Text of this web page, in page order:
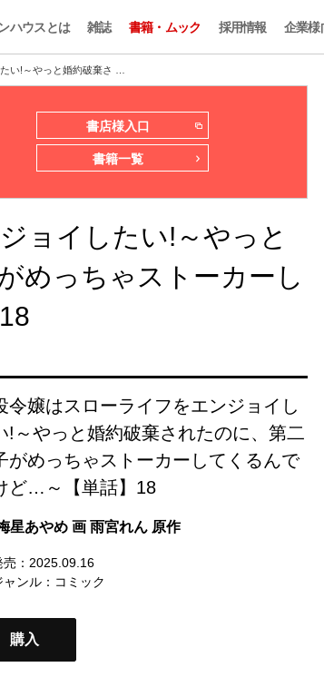
ハウスとは 雑誌 書籍・ムック 採用情報 企業様
い!～やっと婚約破棄さ …
書店様入口
書籍一覧
ョイしたい!～やっと
めっちゃストーカーし
令嬢はスローライフをエンジョイし
!～やっと婚約破棄されたのに、第二
がめっちゃストーカーしてくるんで
ど…～【単話】18
星あやめ 画 雨宮れん 原作
売：2025.09.16
ャンル： コミック
購入